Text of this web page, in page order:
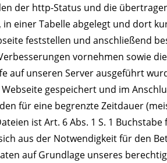
der http-Status und die
einer Tabelle abgelegt und dort
feststellen und anschließend
vornehmen sowie
auf unseren Server ausgeführt
gespeichert und im
für eine begrenzte Zeitdauer
ist Art. 6 Abs. 1 S. 1
aus der Notwendigkeit für den
auf Grundlage unseres